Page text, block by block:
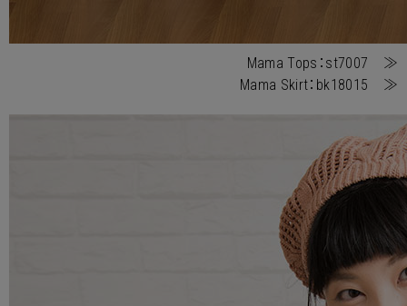
Mama Tops：st7007 ≫
Mama Skirt：bk18015 ≫